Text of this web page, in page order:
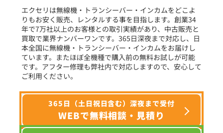
選択条件をリセット
エクセリは無線機・トランシーバー・インカムをどこよ
りもお安く販売、レンタルする事を目指します。創業34
年で7万社以上のお客様との取引実績があり、中古販売と
買取で業界ナンバーワンです。365日深夜まで対応し、日
本全国に無線機・トランシーバー・インカムをお届けし
ています。またほぼ全機種で購入前の無料お試しが可能
です。アフター修理も弊社内で対応しますので、安心して
ご利用ください。
365日（土日祝日含む）深夜まで受付
WEBで無料相談・見積り